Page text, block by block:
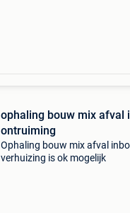
ophaling bouw mix afval
ontruiming
Ophaling bouw mix afval
verhuizing is ok mogelijk